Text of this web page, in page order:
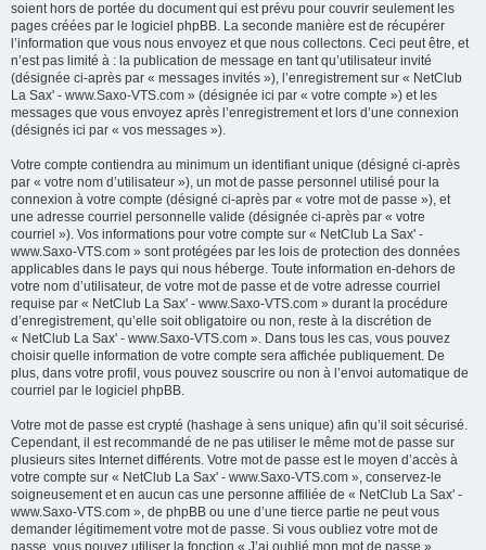
soient hors de portée du document qui est prévu pour couvrir seulement les
pages créées par le logiciel phpBB. La seconde manière est de récupérer
l’information que vous nous envoyez et que nous collectons. Ceci peut être, et
n’est pas limité à : la publication de message en tant qu’utilisateur invité
(désignée ci-après par « messages invités »), l’enregistrement sur « NetClub
La Sax' - www.Saxo-VTS.com » (désignée ici par « votre compte ») et les
messages que vous envoyez après l’enregistrement et lors d’une connexion
(désignés ici par « vos messages »).
Votre compte contiendra au minimum un identifiant unique (désigné ci-après
par « votre nom d’utilisateur »), un mot de passe personnel utilisé pour la
connexion à votre compte (désigné ci-après par « votre mot de passe »), et
une adresse courriel personnelle valide (désignée ci-après par « votre
courriel »). Vos informations pour votre compte sur « NetClub La Sax' -
www.Saxo-VTS.com » sont protégées par les lois de protection des données
applicables dans le pays qui nous héberge. Toute information en-dehors de
votre nom d’utilisateur, de votre mot de passe et de votre adresse courriel
requise par « NetClub La Sax' - www.Saxo-VTS.com » durant la procédure
d’enregistrement, qu’elle soit obligatoire ou non, reste à la discrétion de
« NetClub La Sax' - www.Saxo-VTS.com ». Dans tous les cas, vous pouvez
choisir quelle information de votre compte sera affichée publiquement. De
plus, dans votre profil, vous pouvez souscrire ou non à l’envoi automatique de
courriel par le logiciel phpBB.
Votre mot de passe est crypté (hashage à sens unique) afin qu’il soit sécurisé.
Cependant, il est recommandé de ne pas utiliser le même mot de passe sur
plusieurs sites Internet différents. Votre mot de passe est le moyen d’accès à
votre compte sur « NetClub La Sax' - www.Saxo-VTS.com », conservez-le
soigneusement et en aucun cas une personne affiliée de « NetClub La Sax' -
www.Saxo-VTS.com », de phpBB ou une d’une tierce partie ne peut vous
demander légitimement votre mot de passe. Si vous oubliez votre mot de
passe, vous pouvez utiliser la fonction « J’ai oublié mon mot de passe »